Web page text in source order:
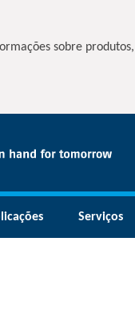
sobre
Serviços